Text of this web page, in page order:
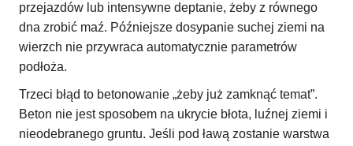
przejazdów lub intensywne deptanie, żeby z równego
dna zrobić maź. Późniejsze dosypanie suchej ziemi na
wierzch nie przywraca automatycznie parametrów
podłoża.
Trzeci błąd to betonowanie „żeby już zamknąć temat”.
Beton nie jest sposobem na ukrycie błota, luźnej ziemi i
nieodebranego gruntu. Jeśli pod ławą zostanie warstwa